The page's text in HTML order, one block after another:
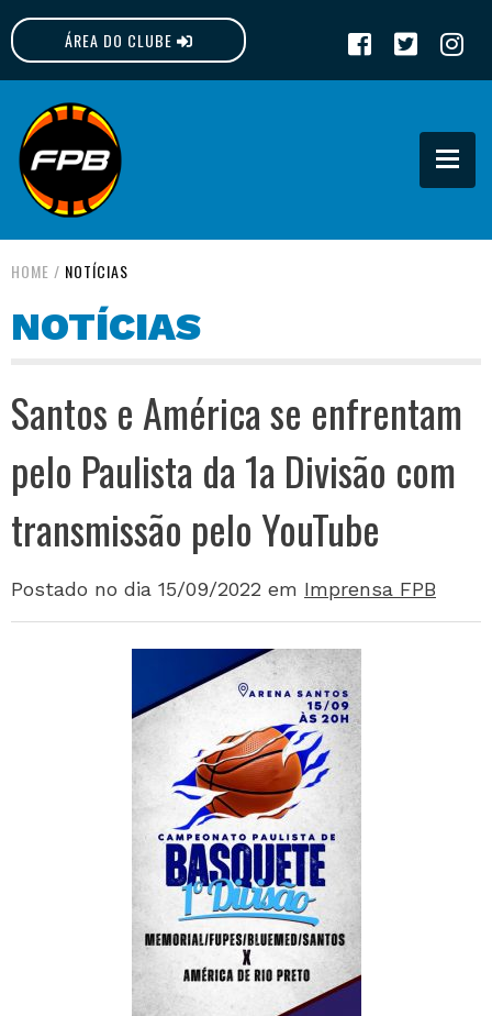
ÁREA DO CLUBE
FPB
HOME / NOTÍCIAS
NOTÍCIAS
Santos e América se enfrentam
pelo Paulista da 1a Divisão com
transmissão pelo YouTube
Postado no dia 15/09/2022 em Imprensa FPB